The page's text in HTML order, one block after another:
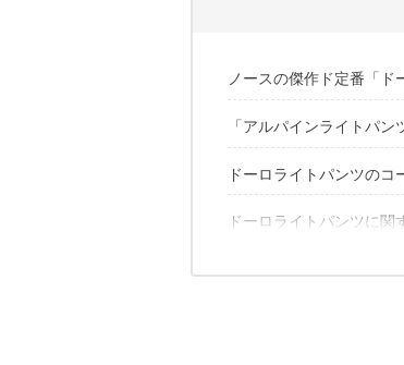
ノースの傑作ド定番「ド
ドーロライトパンツの
「アルパインライトパン
主な違い①膝部分のパ
主な違い②生地に「
ドーロライトパンツのコ
ドーロライトパンツに